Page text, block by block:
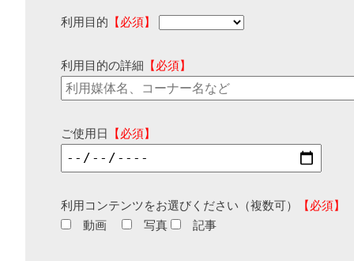
利用目的 【必須】
利用目的の詳細 【必須】
ご使用日 【必須】
利用コンテンツをお選びください（複数可）
【必須】
動画
写真 記事